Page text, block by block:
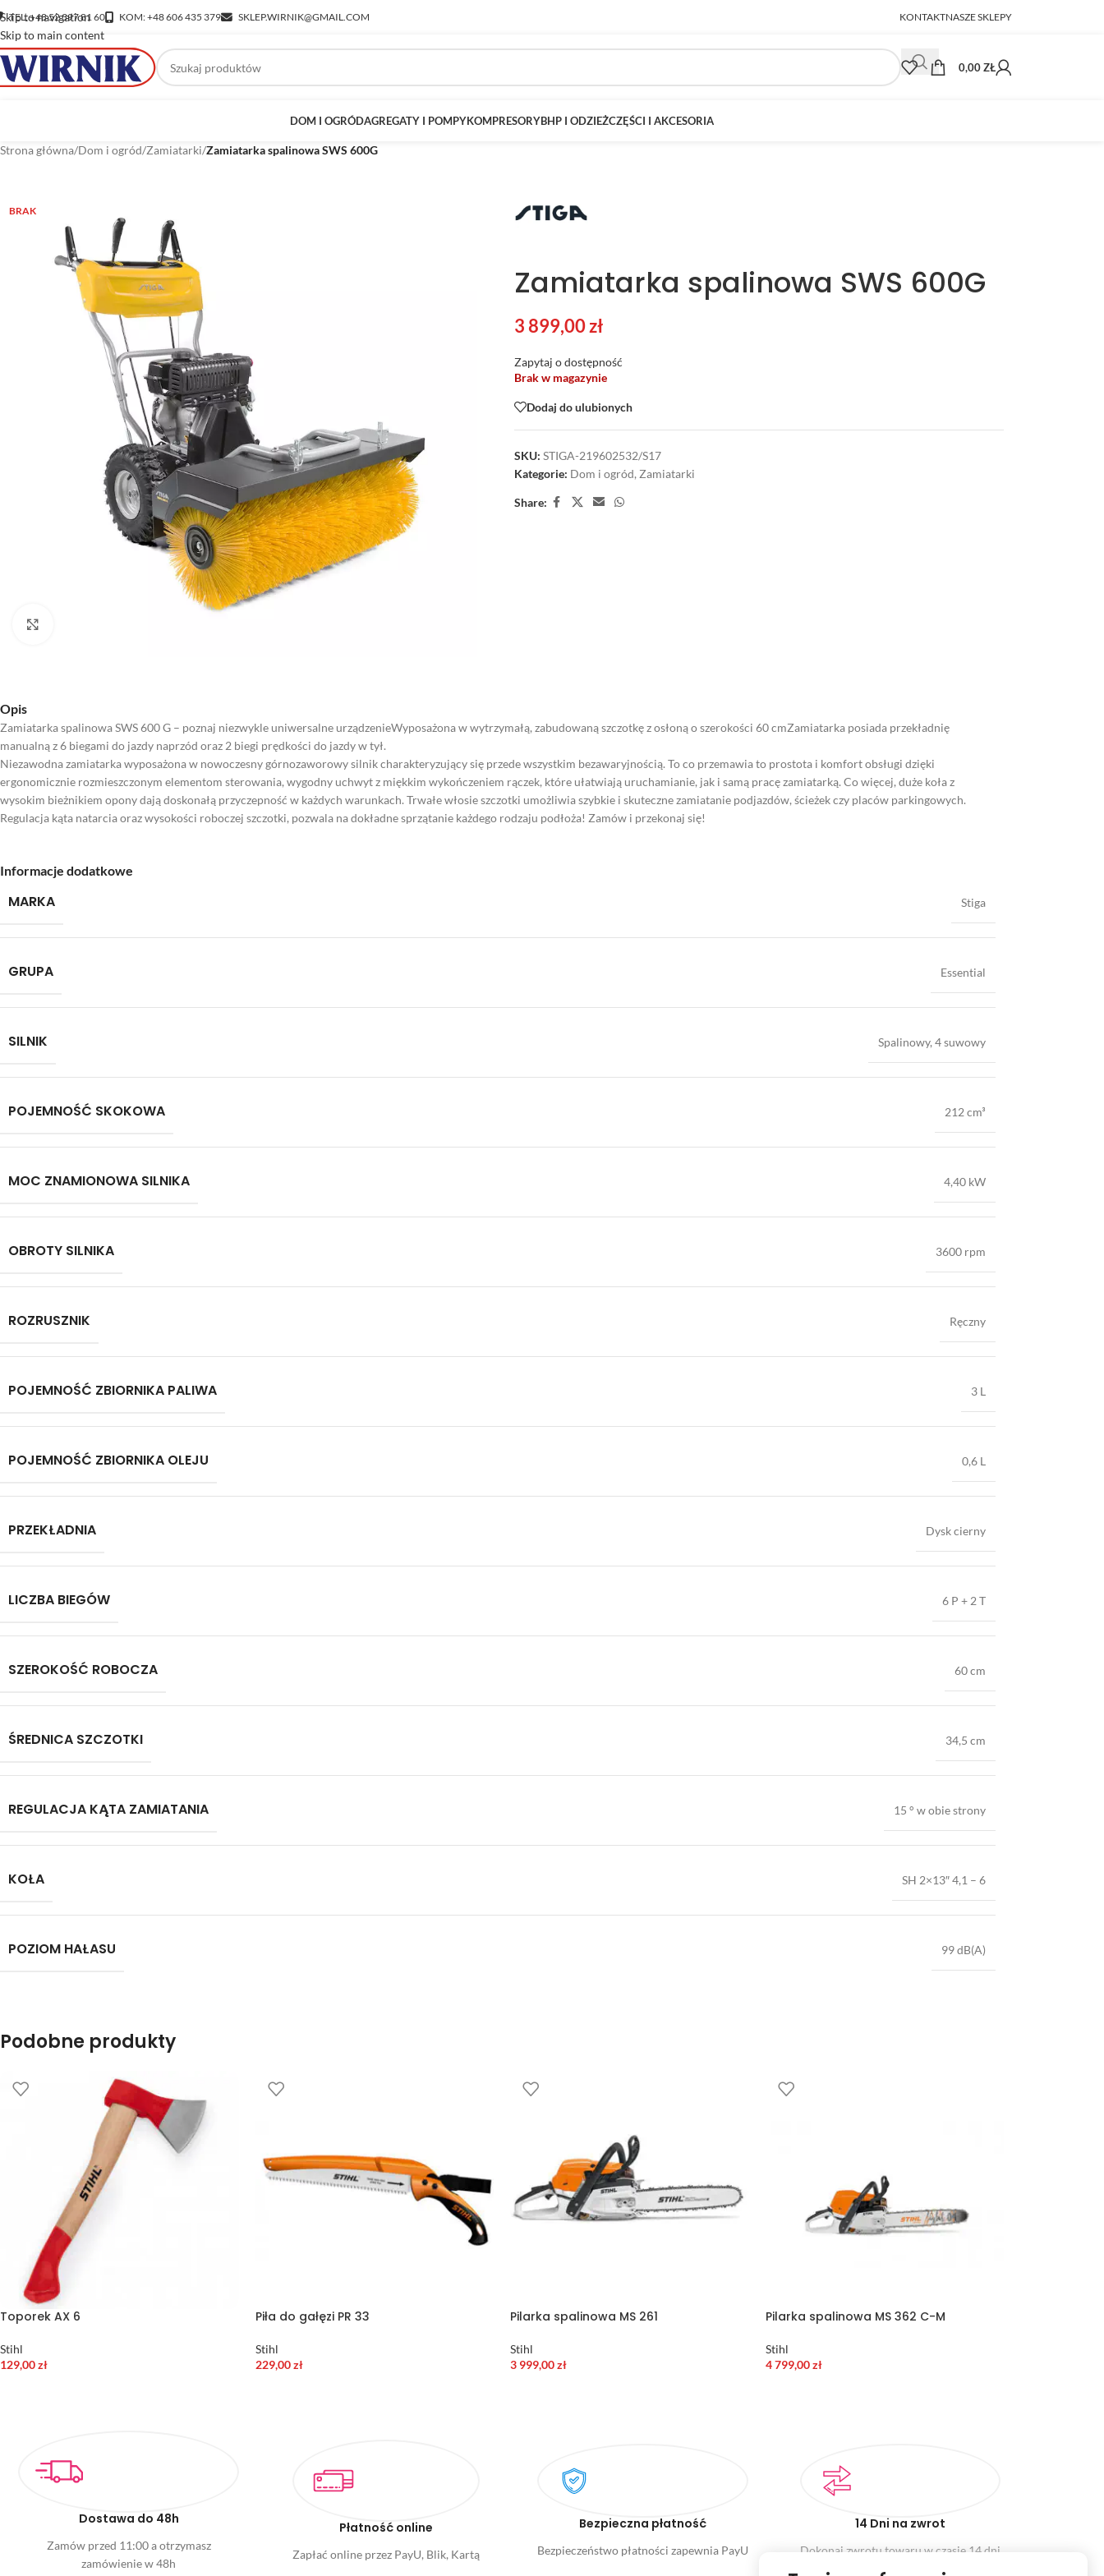
Skip to navigation
Skip to main content
TEL: +48 52 397 81 60 KOM: +48 606 435 379 SKLEP.WIRNIK@GMAIL.COM KONTAKTNASZE SKLEPY
0,00ZŁ
DOM I OGRÓDAGREGATY I POMPYKOMPRESORYBHP I ODZIEŻCZĘŚCI I AKCESORIA
Strona główna/Dom i ogród/Zamiatarki/Zamiatarka spalinowa SWS 600G
BRAK
Zamiatarka spalinowa SWS 600G
3 899,00zł
Zapytaj o dostępność
Brak w magazynie
Dodaj do ulubionych
SKU: STIGA-219602532/S17
Kategorie: Dom i ogród, Zamiatarki
Share:
Opis
Zamiatarka spalinowa SWS 600 G – poznaj niezwykle uniwersalne urządzenieWyposażona w wytrzymałą, zabudowaną szczotkę z osłoną o szerokości 60 cmZamiatarka posiada przekładnię
manualną z 6 biegami do jazdy naprzód oraz 2 biegi prędkości do jazdy w tył.
Niezawodna zamiatarka wyposażona w nowoczesny górnozaworowy silnik charakteryzujący się przede wszystkim bezawaryjnością. To co przemawia to prostota i komfort obsługi dzięki
ergonomicznie rozmieszczonym elementom sterowania, wygodny uchwyt z miękkim wykończeniem rączek, które ułatwiają uruchamianie, jak i samą pracę zamiatarką. Co więcej, duże koła z
wysokim bieżnikiem opony dają doskonałą przyczepność w każdych warunkach. Trwałe włosie szczotki umożliwia szybkie i skuteczne zamiatanie podjazdów, ścieżek czy placów parkingowych.
Regulacja kąta natarcia oraz wysokości roboczej szczotki, pozwala na dokładne sprzątanie każdego rodzaju podłoża! Zamów i przekonaj się!
Informacje dodatkowe
MARKA Stiga
GRUPA Essential
SILNIK Spalinowy, 4 suwowy
POJEMNOŚĆ SKOKOWA 212 cm³
MOC ZNAMIONOWA SILNIKA 4,40 kW
OBROTY SILNIKA 3600 rpm
ROZRUSZNIK Ręczny
POJEMNOŚĆ ZBIORNIKA PALIWA 3 L
POJEMNOŚĆ ZBIORNIKA OLEJU 0,6 L
PRZEKŁADNIA Dysk cierny
LICZBA BIEGÓW 6 P + 2 T
SZEROKOŚĆ ROBOCZA 60 cm
ŚREDNICA SZCZOTKI 34,5 cm
REGULACJA KĄTA ZAMIATANIA 15 ° w obie strony
KOŁA SH 2×13″ 4,1 – 6
POZIOM HAŁASU 99 dB(A)
Podobne produkty
Toporek AX 6
Stihl
129,00zł
Piła do gałęzi PR 33
Stihl
229,00zł
Pilarka spalinowa MS 261
Stihl
3 999,00zł
Pilarka spalinowa MS 362 C-M
Stihl
4 799,00zł
Dostawa do 48h
Zamów przed 11:00 a otrzymasz
zamówienie w 48h
Płatność online
Zapłać online przez PayU, Blik, Kartą
Bezpieczna płatność
Bezpieczeństwo płatności zapewnia PayU
14 Dni na zwrot
Dokonaj zwrotu towaru w czasie 14 dni